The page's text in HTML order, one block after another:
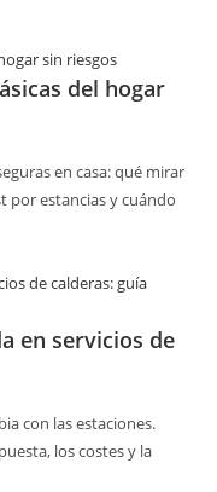
del hogar
en casa: qué mirar
por estancias y cuándo
en servicios de
con las estaciones.
los costes y la